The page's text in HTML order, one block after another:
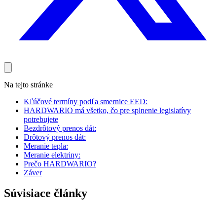
Na tejto stránke
Kľúčové termíny podľa smernice EED:
HARDWARIO má všetko, čo pre splnenie legislatívy
potrebujete
Bezdrôtový prenos dát:
Drôtový prenos dát:
Meranie tepla:
Meranie elektriny:
Prečo HARDWARIO?
Záver
Súvisiace články